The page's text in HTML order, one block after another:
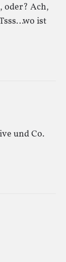
oder? Ach,
ist
und Co.